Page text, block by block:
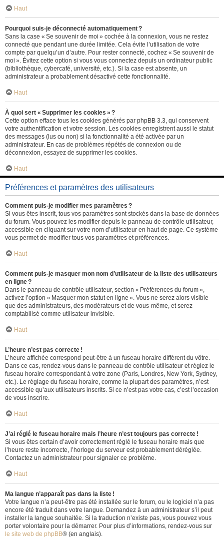
Haut
Pourquoi suis-je déconnecté automatiquement ?
Sans la case « Se souvenir de moi » cochée à la connexion, vous ne restez
connecté que pendant une durée limitée. Cela évite l’utilisation de votre
compte par quelqu’un d’autre. Pour rester connecté, cochez « Se souvenir de
moi ». Évitez cette option si vous vous connectez depuis un ordinateur public
(bibliothèque, cybercafé, université, etc.). Si la case est absente, un
administrateur a probablement désactivé cette fonctionnalité.
Haut
À quoi sert « Supprimer les cookies » ?
Cette option efface tous les cookies générés par phpBB 3.3, qui conservent
votre authentification et votre session. Les cookies enregistrent aussi le statut
des messages (lus ou non) si la fonctionnalité a été activée par un
administrateur. En cas de problèmes répétés de connexion ou de
déconnexion, essayez de supprimer les cookies.
Haut
Préférences et paramètres des utilisateurs
Comment puis-je modifier mes paramètres ?
Si vous êtes inscrit, tous vos paramètres sont stockés dans la base de données
du forum. Vous pouvez les modifier depuis le panneau de contrôle utilisateur,
accessible en cliquant sur votre nom d’utilisateur en haut de page. Ce système
vous permet de modifier tous vos paramètres et préférences.
Haut
Comment puis-je masquer mon nom d’utilisateur de la liste des utilisateurs
en ligne ?
Dans le panneau de contrôle utilisateur, section « Préférences du forum »,
activez l’option « Masquer mon statut en ligne ». Vous ne serez alors visible
que des administrateurs, des modérateurs et de vous-même, et serez
comptabilisé comme utilisateur invisible.
Haut
L’heure n’est pas correcte !
L’heure affichée correspond peut-être à un fuseau horaire différent du vôtre.
Dans ce cas, rendez-vous dans le panneau de contrôle utilisateur et réglez le
fuseau horaire correspondant à votre zone (Paris, Londres, New York, Sydney,
etc.). Le réglage du fuseau horaire, comme la plupart des paramètres, n’est
accessible qu’aux utilisateurs inscrits. Si ce n’est pas votre cas, c’est l’occasion
de vous inscrire.
Haut
J’ai réglé le fuseau horaire mais l’heure n’est toujours pas correcte !
Si vous êtes certain d’avoir correctement réglé le fuseau horaire mais que
l’heure reste incorrecte, l’horloge du serveur est probablement déréglée.
Contactez un administrateur pour signaler ce problème.
Haut
Ma langue n’apparaît pas dans la liste !
Votre langue n’a peut-être pas été installée sur le forum, ou le logiciel n’a pas
encore été traduit dans votre langue. Demandez à un administrateur s’il peut
installer la langue souhaitée. Si la traduction n’existe pas, vous pouvez vous
porter volontaire pour la démarrer. Pour plus d’informations, rendez-vous sur
le site web de phpBB® (en anglais).